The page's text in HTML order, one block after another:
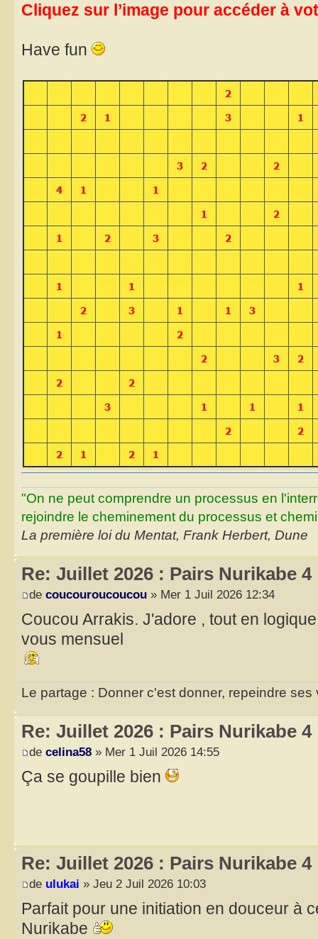
Cliquez sur l’image pour accéder à
Have fun
"On ne peut comprendre un processus en
rejoindre le cheminement du processus et
La première loi du Mentat, Frank Herbert, Dune
Re: Juillet 2026 : Pairs Nurikabe 4
de coucouroucoucou » Mer 1 Juil 2026 12:34
Coucou Arrakis. J'adore , tout en
vous mensuel
Le partage : Donner c'est donner, repeindre ses
Re: Juillet 2026 : Pairs Nurikabe 4
de celina58 » Mer 1 Juil 2026 14:55
Ça se goupille bien
Re: Juillet 2026 : Pairs Nurikabe 4
de ulukai » Jeu 2 Juil 2026 10:03
Parfait pour une initiation en douceur à
Nurikabe